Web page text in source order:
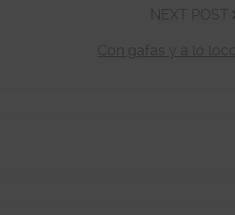
NEXT POST
Con gafas y a lo